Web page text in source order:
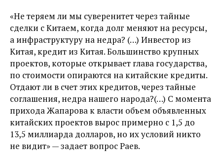
«Не теряем ли мы суверенитет через тайные
сделки с Китаем, когда долг меняют на ресурсы,
а инфраструктуру на недра? (…) Инвестор из
Китая, кредит из Китая. Большинство крупных
проектов, которые открывает глава государства,
по стоимости опираются на китайские кредиты.
Отдают ли в счет этих кредитов, через тайные
соглашения, недра нашего народа?(…) С момента
прихода Жапарова к власти объем объявленных
китайских проектов вырос примерно с 1,5 до
13,5 миллиарда долларов, но их условий никто
не видит» — задает вопрос Раев.